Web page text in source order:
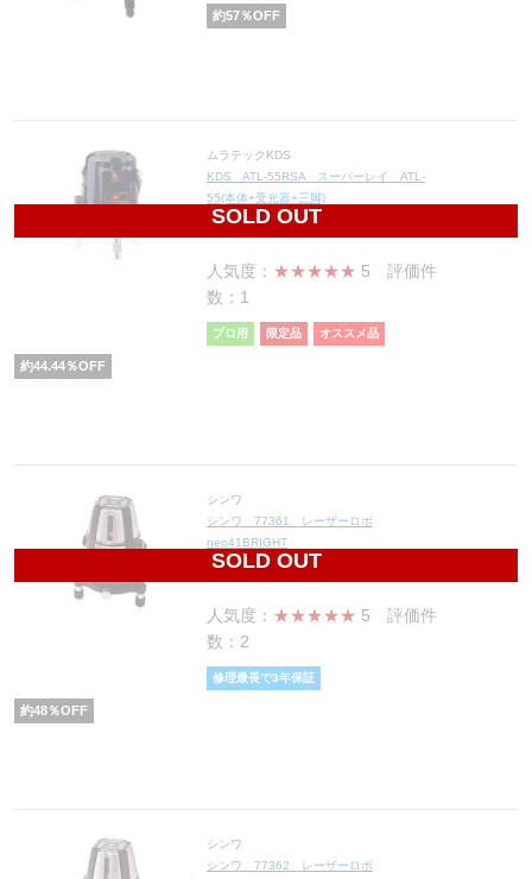
約57％OFF
SOLD OUT
ムラテックKDS
KDS ATL-55RSA スーパーレイ ATL-
55(本体+受光器+三脚)
56,670
人気度： ★★★★★ 5 評価件
数：1
プロ用 限定品 オススメ品
約44.44％OFF
SOLD OUT
シンワ
シンワ 77361 レーザーロボ
neo41BRIGHT
41,080
人気度： ★★★★★ 5 評価件
数：2
修理最長で3年保証
約48％OFF
シンワ
シンワ 77362 レーザーロボ